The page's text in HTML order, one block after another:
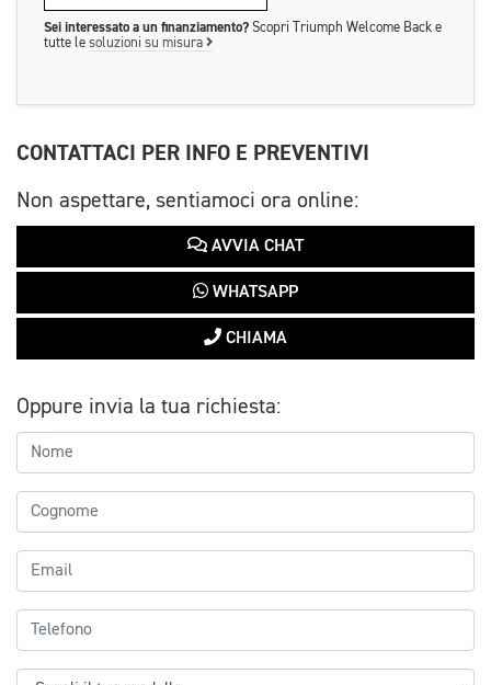
Sei interessato a un finanziamento? Scopri Triumph Welcome Back e
tutte le soluzioni su misura
CONTATTACI PER INFO E PREVENTIVI
Non aspettare, sentiamoci ora online:
AVVIA CHAT
WHATSAPP
CHIAMA
Oppure invia la tua richiesta: